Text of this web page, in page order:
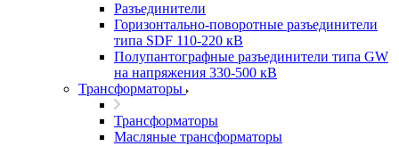
Разъединители
Горизонтально-поворотные разъединители
типа SDF 110-220 кВ
Полупантографные разъединители типа GW
на напряжения 330-500 кВ
Трансформаторы
Трансформаторы
Масляные трансформаторы